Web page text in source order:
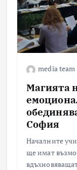
media team
Магията
София
Началните
ще имат